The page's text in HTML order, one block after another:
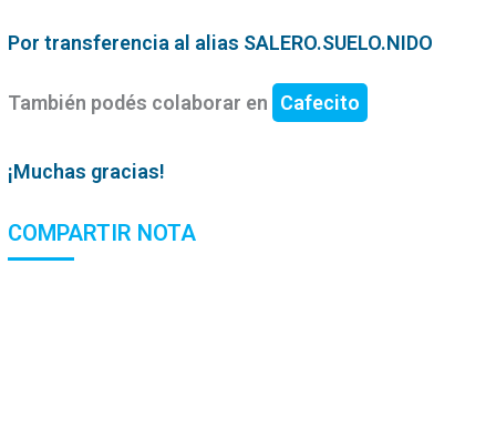
Por transferencia al alias SALERO.SUELO.NIDO
También podés colaborar en Cafecito
¡Muchas gracias!
COMPARTIR NOTA